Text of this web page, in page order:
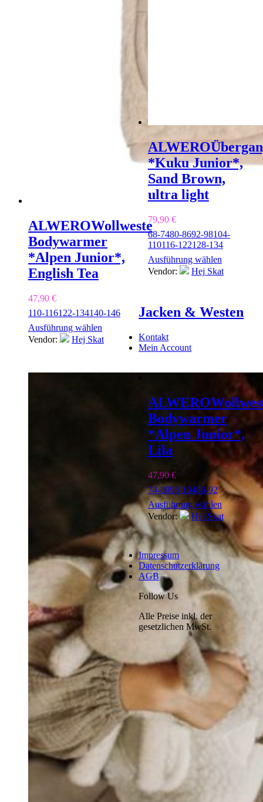
ALWEROWollweste
Bodywarmer
*Alpen Junior*,
English Tea
47,90 €
110-116122-134140-146
Ausführung wählen
Vendor:
Hej Skat
ALWERO
*Kuku Junior*,
Sand Brown,
ultra light
79,90 €
68-7480-8692-98104-
110116-122128-134
Ausführung wählen
Vendor:
Hej Skat
ALWERO
Bodywarmer
*Alpen Junior*,
Lila
47,90 €
74-8098-10486-92
Ausführung wählen
Vendor:
Hej Skat
Jacken & Westen
Kontakt
Mein Account
Impressum
Datenschutzerklärung
AGB
Follow Us
Alle Preise inkl. der
gesetzlichen MwSt.